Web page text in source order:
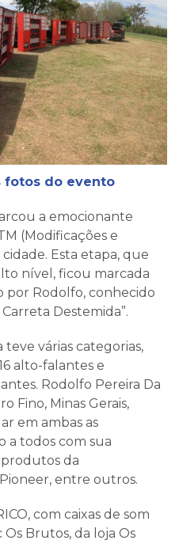
fotos do evento
a emocionante
(Modificações e
Esta etapa, que
nível, ficou marcada
Rodolfo, conhecido
Destemida”.
várias categorias,
alto-falantes e
Rodolfo Pereira Da
Fino, Minas Gerais,
em ambas as
a todos com sua
da
Pioneer, entre outros.
com caixas de som
Brutos, da loja Os